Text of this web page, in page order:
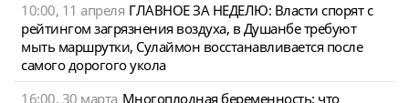
10:00, 11 апреля ГЛАВНОЕ ЗА НЕДЕЛЮ: Власти спорят с
рейтингом загрязнения воздуха, в Душанбе требуют
мыть маршрутки, Сулаймон восстанавливается после
самого дорогого укола
16:00, 30 марта Многоплодная беременность: что